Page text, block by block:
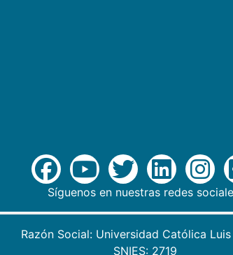
Síguenos en nuestras redes
Razón Social: Universidad Católica
SNIES: 2719